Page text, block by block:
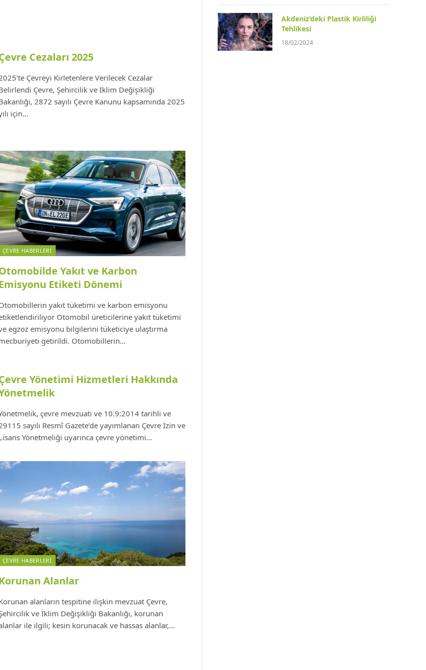
Cezaları 2025
Çevreyi Kirletenlere Verilecek Cezalar
Çevre, Şehircilik ve İklim Değişikliği
2872 sayılı Çevre Kanunu kapsamında 2025
için…
ÇEVRE HABERLERI
Yakıt ve Karbon
Etiketi Dönemi
yakıt tüketimi ve karbon emisyonu
Otomobil üreticilerine yakıt tüketimi
egzoz emisyonu bilgilerini tüketiciye ulaştırma
getirildi. Otomobillerin…
Yönetimi Hizmetleri Hakkında
çevre mevzuatı ve 10.9:2014 tarihli ve
sayılı Resmî Gazete’de yayımlanan Çevre İzin ve
Yönetmeliği uyarınca çevre yönetimi…
ÇEVRE HABERLERI
Alanlar
alanların tespitine ilişkin mevzuat Çevre,
ve İklim Değişikliği Bakanlığı, korunan
ile ilgili; kesin korunacak ve hassas alanlar,…
Akdeniz’deki Plastik Kirliliği
Tehlikesi
18/02/2024